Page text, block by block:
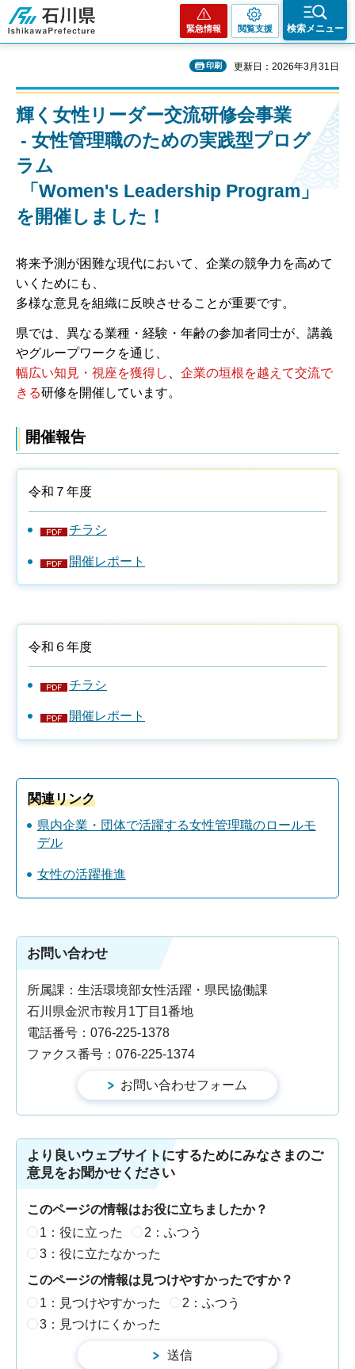
石川県
緊急情報 閲覧支援 検索メニュー
印刷 更新日：2026年3月31日
輝く女性リーダー交流研修会事業
- 女性管理職のための実践型プログ
ラム
「Women's Leadership Program」
を開催しました！
将来予測が困難な現代において、企業の競争力を高めて
いくためにも、
多様な意見を組織に反映させることが重要です。
県では、異なる業種・経験・年齢の参加者同士が、講義
やグループワークを通じ、
幅広い知見・視座を獲得し
企業の垣根を越えて交流で
きる研修を開催しています。
開催報告
令和７年度
チラシ
開催レポート
令和６年度
チラシ
開催レポート
関連リンク
県内企業・団体で活躍する女性管理職のロールモ
デル
女性の活躍推進
お問い合わせ
所属課：生活環境部女性活躍・県民協働課
石川県金沢市鞍月1丁目1番地
電話番号：076-225-1378
ファクス番号：076-225-1374
より良いウェブサイトにするためにみなさまのご
意見をお聞かせください
このページの情報はお役に立ちましたか？
1：役に立った
2：ふつう
3：役に立たなかった
このページの情報は見つけやすかったですか？
1：見つけやすかった
2：ふつう
3：見つけにくかった